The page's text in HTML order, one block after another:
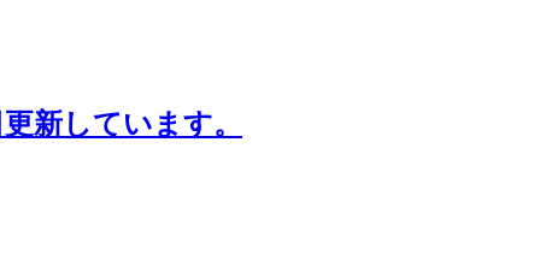
新しています。